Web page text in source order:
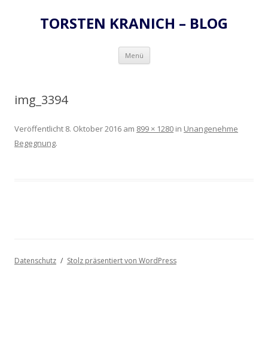
TORSTEN KRANICH – BLOG
Menü Zum
springen
img_3394
Veröffentlicht 8. Oktober 2016 am 899 × 1280 in Unangenehme
Begegnung.
Datenschutz Stolz präsentiert von WordPress